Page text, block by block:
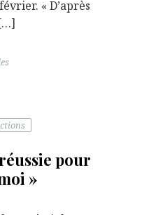
« D’après
pour
»